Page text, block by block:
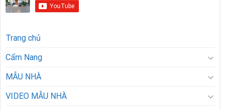
Trang chủ
Cẩm Nang
MẪU NHÀ
VIDEO MẪU NHÀ